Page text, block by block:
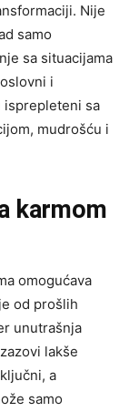
Nije
samo
sa situacijama
i
isprepleteni sa
mudrošću i
karmom
omogućava
od prošlih
unutrašnja
lakše
a
samo